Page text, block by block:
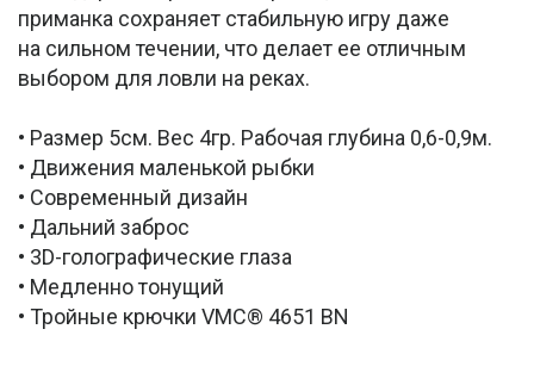
приманка сохраняет стабильную игру даже
на сильном течении, что делает ее отличным
выбором для ловли на реках.
• Размер 5см. Вес 4гр. Рабочая глубина 0,6-0,9м.
• Движения маленькой рыбки
• Современный дизайн
• Дальний заброс
• 3D-голографические глаза
• Медленно тонущий
• Тройные крючки VMC® 4651 BN